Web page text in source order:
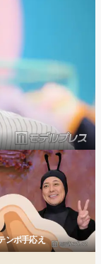
ンポ手応え